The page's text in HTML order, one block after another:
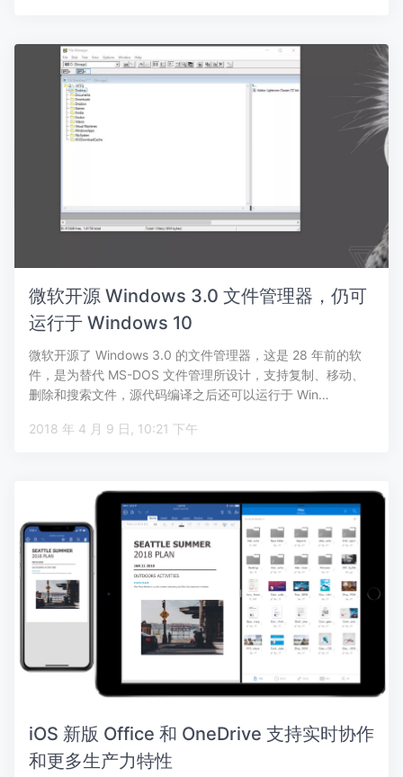
微软开源 Windows 3.0 文件管理器，仍可
运行于 Windows 10
微软开源了 Windows 3.0 的文件管理器，这是 28 年前的软
件，是为替代 MS-DOS 文件管理所设计，支持复制、移动、
删除和搜索文件，源代码编译之后还可以运行于 Win…
2018 年 4 月 9 日, 10:21 下午
iOS 新版 Office 和 OneDrive 支持实时协作
和更多生产力特性